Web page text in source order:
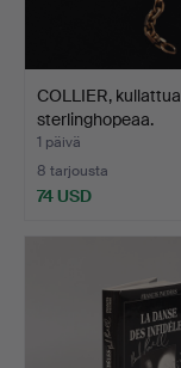
COLLIER, kullattua
sterlinghopeaa.
1 päivä
8 tarjousta
74 USD